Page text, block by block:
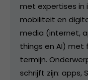
met expertises in
mobiliteit en
media (internet,
things en AI) met
termijn.
schrijft zijn: apps,